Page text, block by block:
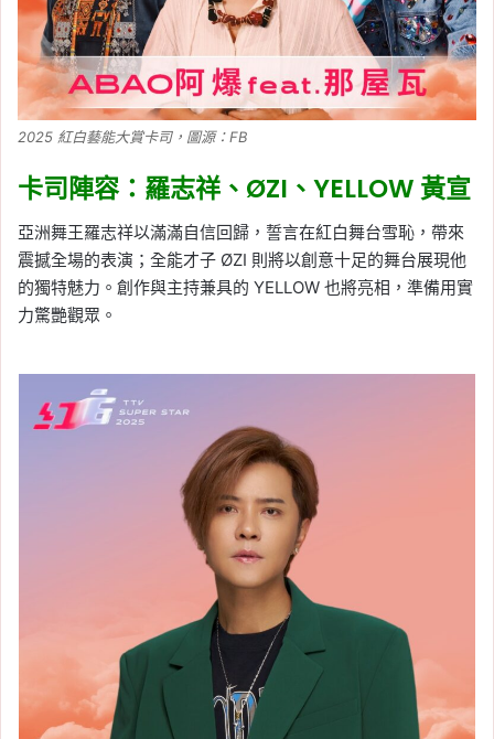
2025 紅白藝能大賞卡司，圖源：FB
卡司陣容：羅志祥、ØZI、YELLOW 黃宣
亞洲舞王羅志祥以滿滿自信回歸，誓言在紅白舞台雪恥，帶來
震撼全場的表演；全能才子 ØZI 則將以創意十足的舞台展現他
的獨特魅力。創作與主持兼具的 YELLOW 也將亮相，準備用實
力驚艷觀眾。